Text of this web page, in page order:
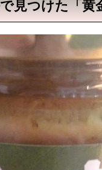
見つけた「黄